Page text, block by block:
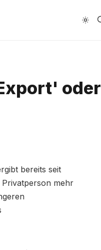
oder
bereits seit
Privatperson mehr